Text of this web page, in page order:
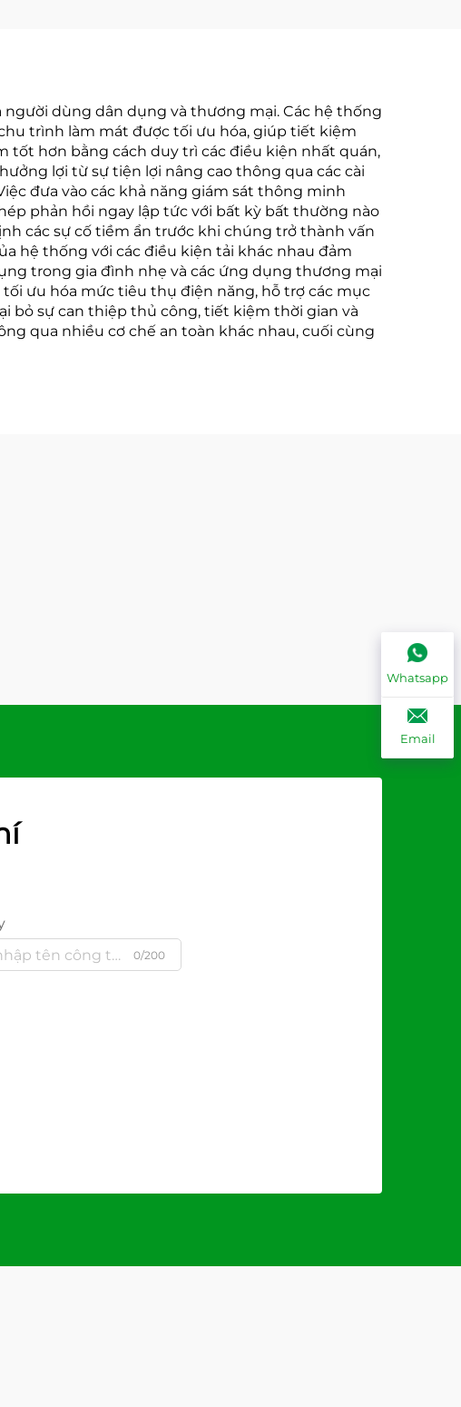
dùng dân dụng và thương mại. Các hệ thống
trình làm mát được tối ưu hóa, giúp tiết kiệm
tốt hơn bằng cách duy trì các điều kiện nhất quán,
lợi từ sự tiện lợi nâng cao thông qua các cài
đưa vào các khả năng giám sát thông minh
phản hồi ngay lập tức với bất kỳ bất thường nào
các sự cố tiềm ẩn trước khi chúng trở thành vấn
hệ thống với các điều kiện tải khác nhau đảm
trong gia đình nhẹ và các ứng dụng thương mại
ưu hóa mức tiêu thụ điện năng, hỗ trợ các mục
bỏ sự can thiệp thủ công, tiết kiệm thời gian và
qua nhiều cơ chế an toàn khác nhau, cuối cùng
0/200
Whatsapp
Email